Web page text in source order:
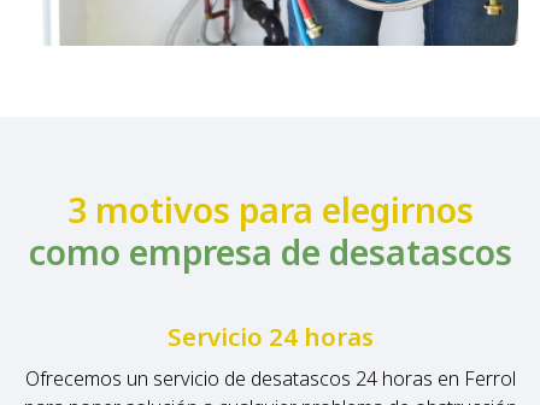
3 motivos para elegirnos
como empresa de desatascos
Servicio 24 horas
Ofrecemos un servicio de desatascos 24 horas en Ferrol